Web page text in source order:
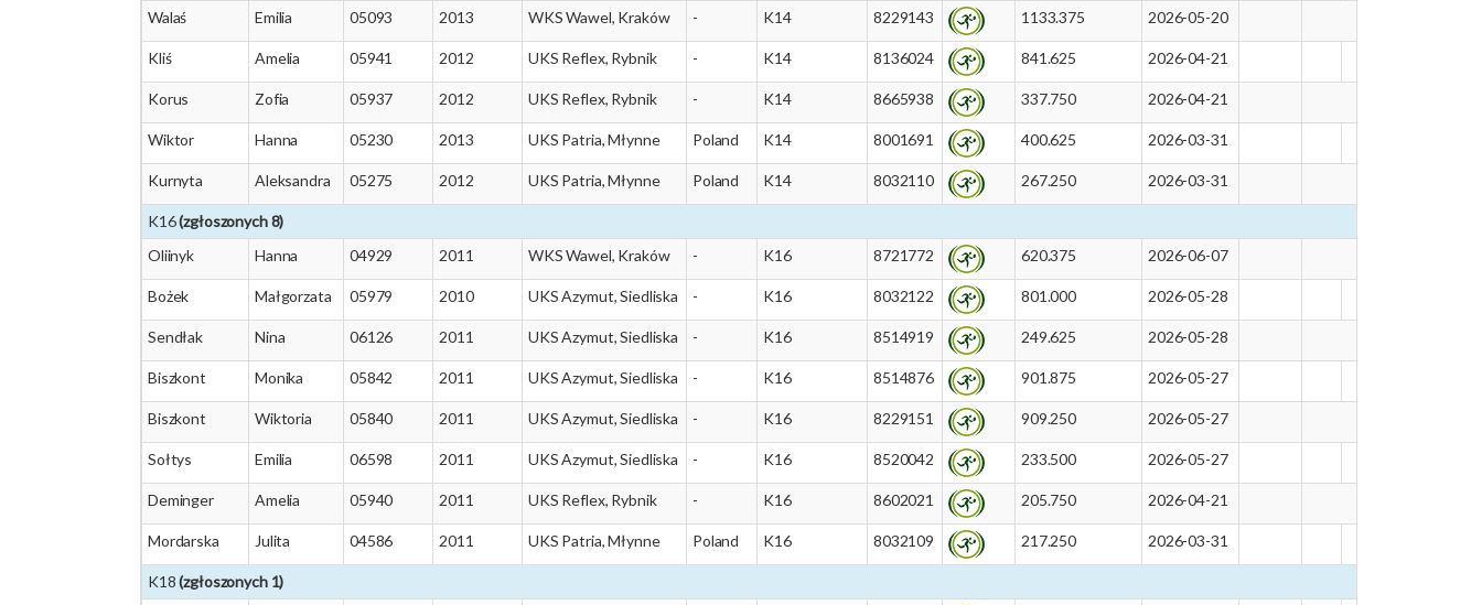
Walaś Emilia 05093 2013 WKS Wawel, Kraków - K14 8229143 1133.375 2026-05-20
Kliś Amelia 05941 2012 UKS Reflex, Rybnik - K14 8136024 841.625 2026-04-21
Korus Zofia 05937 2012 UKS Reflex, Rybnik - K14 8665938 337.750 2026-04-21
Wiktor Hanna 05230 2013 UKS Patria, Młynne Poland K14 8001691 400.625 2026-03-31
Kurnyta Aleksandra 05275 2012 UKS Patria, Młynne Poland K14 8032110 267.250 2026-03-31
K16(zgłoszonych 8)
Oliinyk
Hanna 04929 2011 WKS Wawel, Kraków - K16 8721772 620.375 2026-06-07
Bożek Małgorzata 05979 2010 UKS Azymut, Siedliska - K16 8032122 801.000 2026-05-28
Sendłak Nina 06126 2011 UKS Azymut, Siedliska - K16 8514919 249.625 2026-05-28
Biszkont Monika 05842 2011 UKS Azymut, Siedliska - K16 8514876 901.875 2026-05-27
Biszkont Wiktoria 05840 2011 UKS Azymut, Siedliska - K16 8229151 909.250 2026-05-27
Sołtys Emilia 06598 2011 UKS Azymut, Siedliska - K16 8520042 233.500 2026-05-27
Deminger Amelia 05940 2011 UKS Reflex, Rybnik - K16 8602021 205.750 2026-04-21
Mordarska Julita 04586 2011 UKS Patria, Młynne Poland K16 8032109 217.250 2026-03-31
K18(zgłoszonych 1)